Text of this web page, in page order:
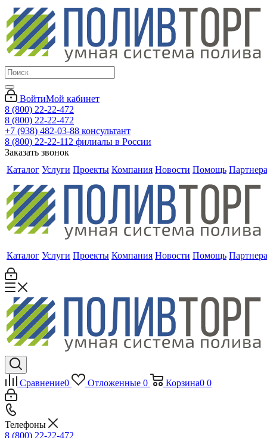
ВойтиМой кабинет
8 (800) 22-22-472
8 (800) 22-22-472
+7 (938) 482-03-88 консультант
8 (800) 22-22-112 филиалы в России
Заказать звонок
Каталог Услуги Проекты Компания Новости Помощь
Каталог Услуги Проекты Компания Новости Помощь
Сравнение0 Отложенные 0 Корзина0 0
Телефоны
8 (800) 22-22-472